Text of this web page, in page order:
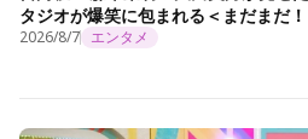
タジオが爆笑に包まれる＜まだまだ
2026/8/7 エンタメ